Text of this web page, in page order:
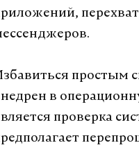
простым
в
проверка